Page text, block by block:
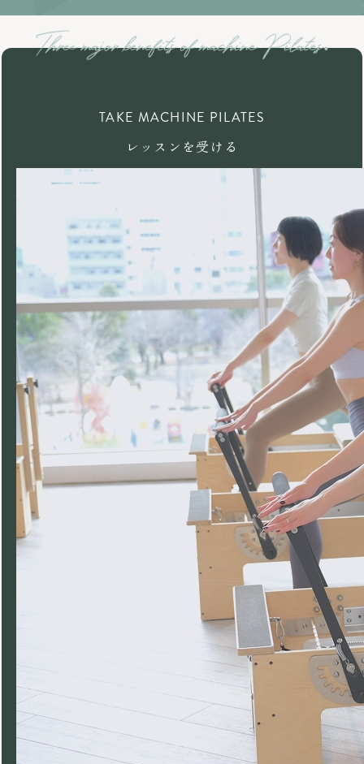
TAKE MACHINE PILATES
レッスンを受ける